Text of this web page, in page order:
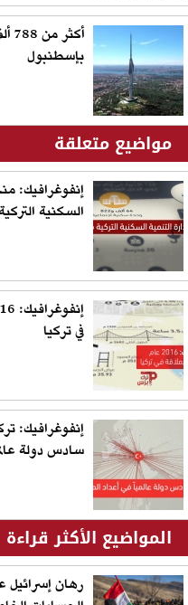
بإسطنبول
مواضيع متعلقة
إنفوغرافيك:
السكنية التركية في
في تركيا
إنفوغرافيك:
سادس دولة
المواضيع الأكثر قراءة
رهان إسرائيل